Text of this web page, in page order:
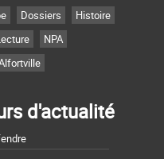
Dossiers
Histoire
NPA
d'actualité